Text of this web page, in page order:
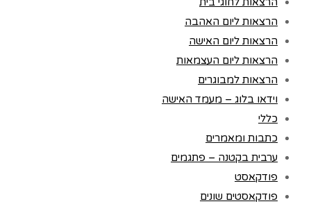
הרצאות ליום האהבה
הרצאות ליום האישה
הרצאות ליום העצמאות
הרצאות למבוגרים
וידאו בלוג – מעמד האישה
כללי
כתבות ומאמרים
ערבית בקטנה – פתגמים
פודקאסט
פודקאסטים שונים